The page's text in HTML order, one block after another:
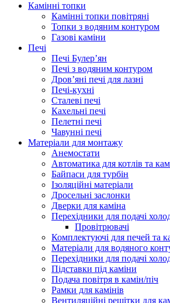
Камінні топки
Камінні топки повітряні
Топки з водяним контуром
Газові каміни
Печі
Печі Булер’ян
Печі з водяним контуром
Дров’яні печі для лазні
Печі-кухні
Сталеві печі
Кахельні печі
Пелетні печі
Чавунні печі
Матеріали для монтажу
Анемостати
Автоматика для котлів та
Байпаси для турбін
Ізоляційні матеріали
Дросельні заслонки
Дверки для каміна
Перехідники для подачі
Провітрювачі
Комплектуючі для печей та
Матеріали для водяного
Перехідники для подачі
Підставки під каміни
Подача повітря в камін/піч
Рамки для камінів
Вентиляційні решітки для